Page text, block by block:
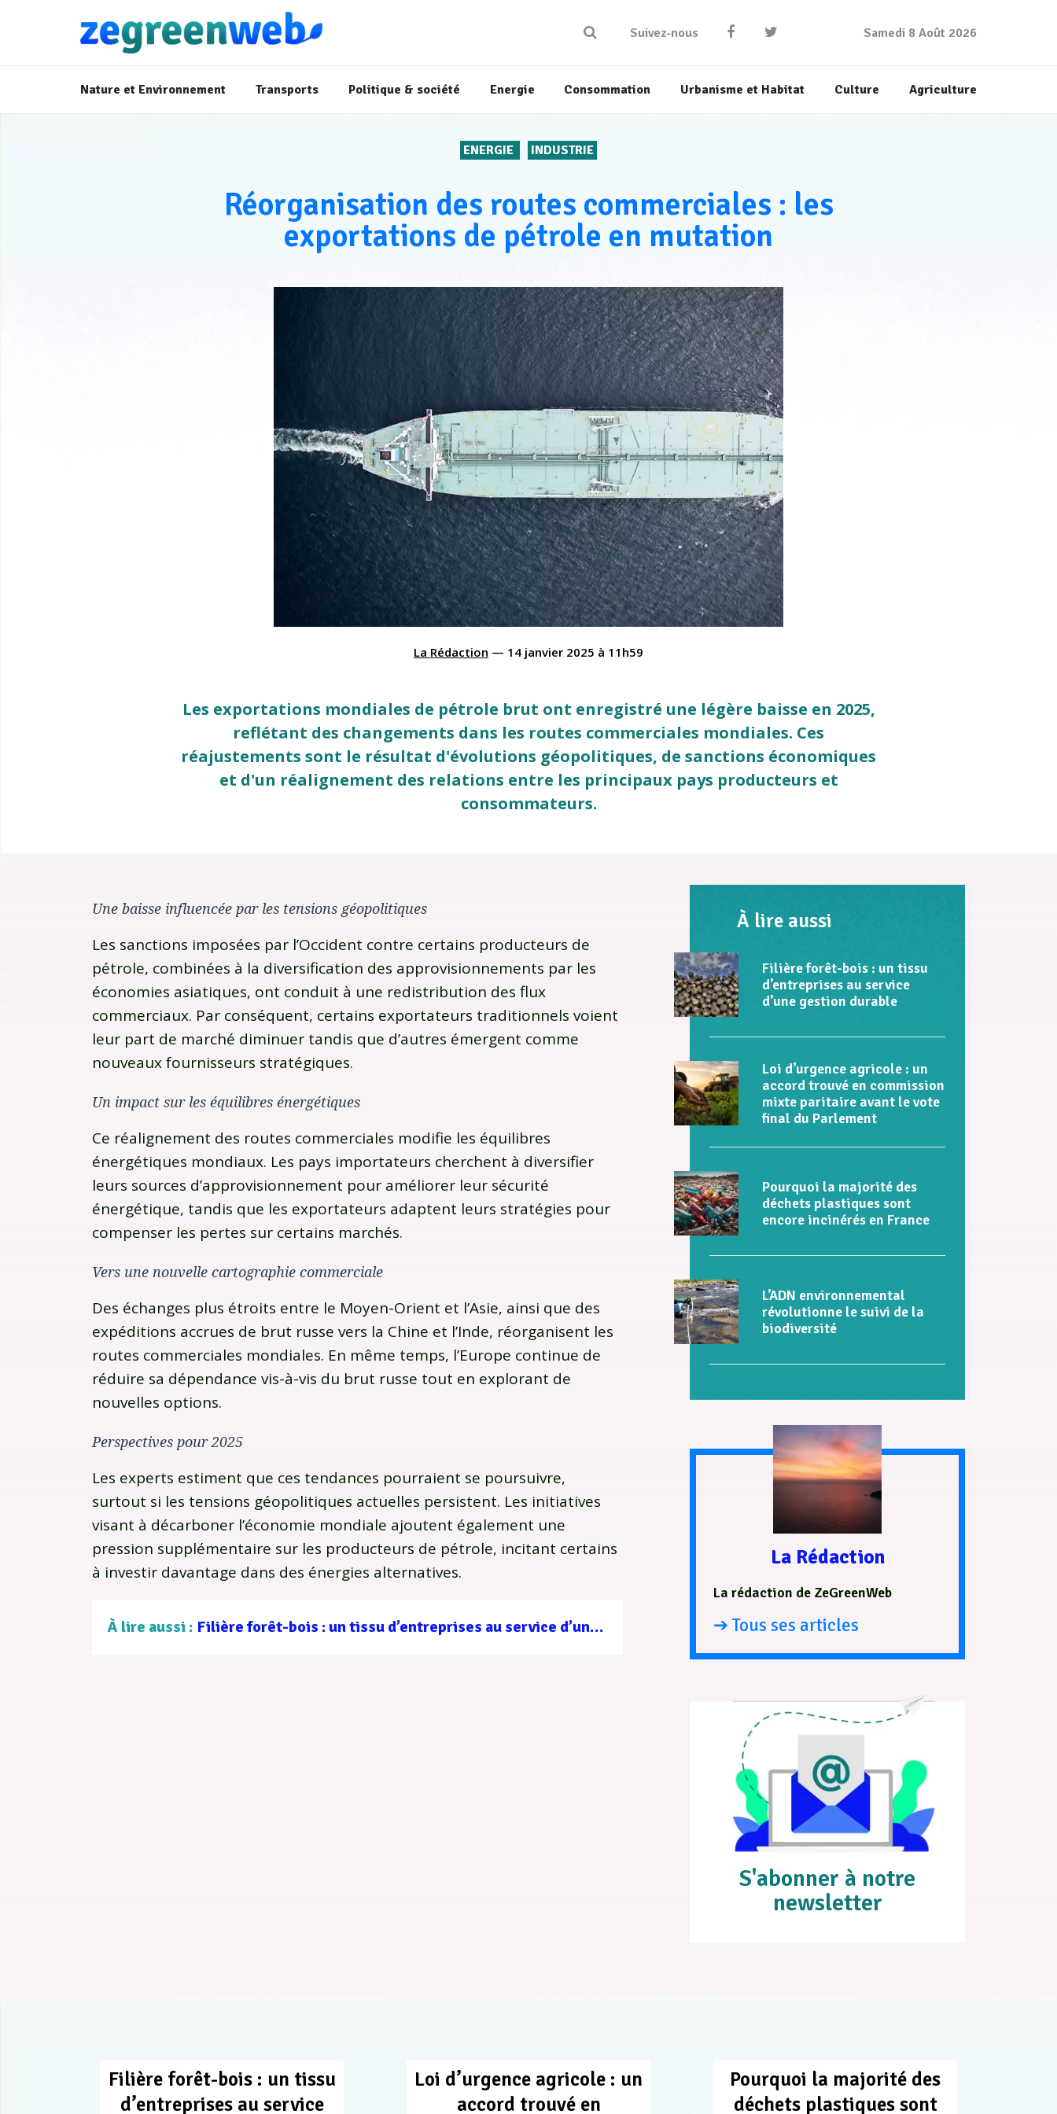
Suivez-nous Samedi 8 Août 2026
Nature et Environnement Transports Politique & société Energie Consommation Urbanisme et Habitat Culture Agriculture
ENERGIE INDUSTRIE
Réorganisation des routes commerciales : les
exportations de pétrole en mutation
La Rédaction — 14 janvier 2025 à 11h59
Les exportations mondiales de pétrole brut ont enregistré une légère baisse en 2025,
reflétant des changements dans les routes commerciales mondiales. Ces
réajustements sont le résultat d'évolutions géopolitiques, de sanctions économiques
et d'un réalignement des relations entre les principaux pays producteurs et
consommateurs.
Une baisse influencée par les tensions géopolitiques
Les sanctions imposées par l’Occident contre certains producteurs de
pétrole, combinées à la diversification des approvisionnements par les
économies asiatiques, ont conduit à une redistribution des flux
commerciaux. Par conséquent, certains exportateurs traditionnels voient
leur part de marché diminuer tandis que d’autres émergent comme
nouveaux fournisseurs stratégiques.
Un impact sur les équilibres énergétiques
Ce réalignement des routes commerciales modifie les équilibres
énergétiques mondiaux. Les pays importateurs cherchent à diversifier
leurs sources d’approvisionnement pour améliorer leur sécurité
énergétique, tandis que les exportateurs adaptent leurs stratégies pour
compenser les pertes sur certains marchés.
Vers une nouvelle cartographie commerciale
Des échanges plus étroits entre le Moyen-Orient et l’Asie, ainsi que des
expéditions accrues de brut russe vers la Chine et l’Inde, réorganisent les
routes commerciales mondiales. En même temps, l’Europe continue de
réduire sa dépendance vis-à-vis du brut russe tout en explorant de
nouvelles options.
Perspectives pour 2025
Les experts estiment que ces tendances pourraient se poursuivre,
surtout si les tensions géopolitiques actuelles persistent. Les initiatives
visant à décarboner l’économie mondiale ajoutent également une
pression supplémentaire sur les producteurs de pétrole, incitant certains
à investir davantage dans des énergies alternatives.
À lire aussi : Filière forêt-bois : un tissu d’entreprises au service d’une gestion durable
À lire aussi
Filière forêt-bois : un tissu
d’entreprises au service
d’une gestion durable
Loi d’urgence agricole : un
accord trouvé en commission
mixte paritaire avant le vote
final du Parlement
Pourquoi la majorité des
déchets plastiques sont
encore incinérés en France
L’ADN environnemental
révolutionne le suivi de la
biodiversité
La Rédaction
La rédaction de ZeGreenWeb
➔ Tous ses articles
S'abonner à notre
newsletter
Filière forêt-bois : un tissu
d’entreprises au service
Loi d’urgence agricole : un
accord trouvé en
Pourquoi la majorité des
déchets plastiques sont